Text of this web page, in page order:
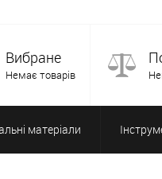
Вибране
Немає товарів
матеріали